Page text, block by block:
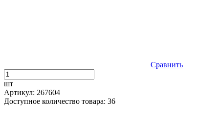
Сравнить
шт
Артикул: 267604
Доступное количество товара: 36